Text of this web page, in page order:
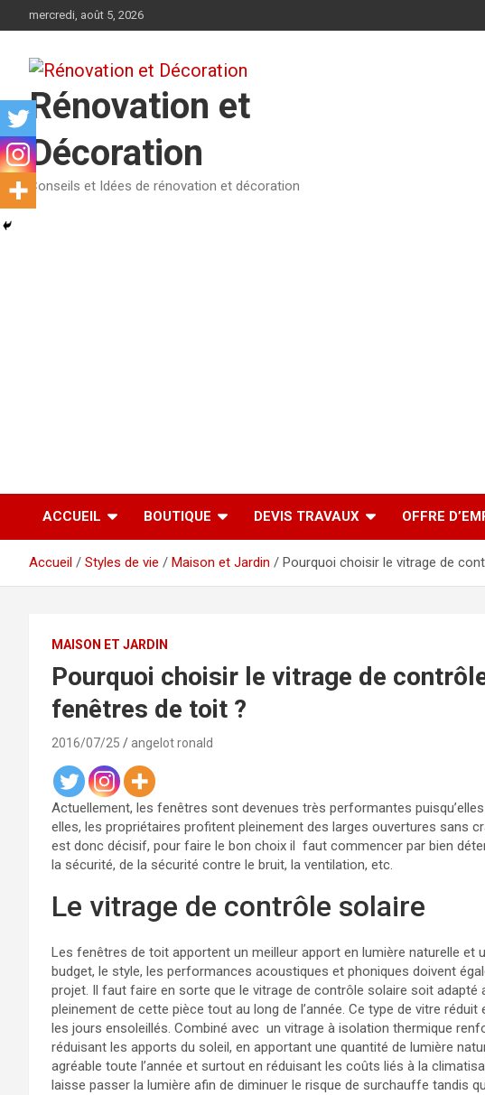
au
mercredi, août 5, 2026
Rénovation et
Décoration
Conseils et Idées de rénovation et décoration
ACCUEIL BOUTIQUE DEVIS TRAVAUX OFFRE
Accueil Styles de vie Maison et Jardin Pourquoi choisir le vitrage de
MAISON ET JARDIN
Pourquoi choisir le vitrage de
fenêtres de toit ?
2016/07/25 angelot ronald
Actuellement, les fenêtres sont devenues très performantes
elles, les propriétaires profitent pleinement des larges ouvertures sans
est donc décisif, pour faire le bon choix il faut commencer par bien
la sécurité, de la sécurité contre le bruit, la ventilation, etc.
Le vitrage de contrôle solaire
Les fenêtres de toit apportent un meilleur apport en lumière naturelle et
budget, le style, les performances acoustiques et phoniques doivent
projet. Il faut faire en sorte que le vitrage de contrôle solaire soit adapté
pleinement de cette pièce tout au long de l’année. Ce type de vitre
les jours ensoleillés. Combiné avec un vitrage à isolation thermique
réduisant les apports du soleil, en apportant une quantité de lumière
agréable toute l’année et surtout en réduisant les coûts liés à la
laisse passer la lumière afin de diminuer le risque de surchauffe tandis